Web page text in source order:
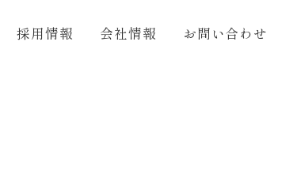
採用情報 会社情報 お問い合わせ